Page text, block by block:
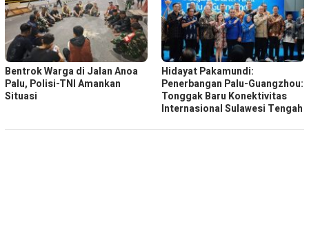
Bentrok Warga di Jalan Anoa
Palu, Polisi-TNI Amankan
Situasi
Hidayat Pakamundi:
Penerbangan Palu-Guangzhou:
Tonggak Baru Konektivitas
Internasional Sulawesi Tengah